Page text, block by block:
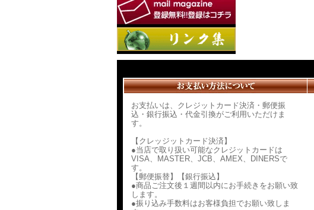
お支払いは、クレジットカード決済・郵便振
込・銀行振込・代金引換がご利用いただけま
す。
【クレッジットカード決済】
●当店で取り扱い可能なクレジットカードは
VISA、MASTER、JCB、AMEX、DINERSで
す。
【郵便振替】【銀行振込】
●商品ご注文後１週間以内にお手続きをお願い致
します。
●振り込み手数料はお客様負担でお願い致しま